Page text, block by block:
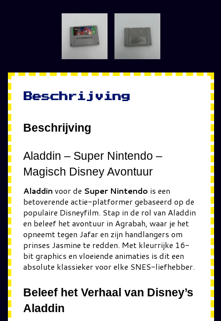
Beschrijving
Beschrijving
Aladdin – Super Nintendo –
Magisch Disney Avontuur
Aladdin voor de Super Nintendo is een
betoverende actie-platformer gebaseerd op de
populaire Disneyfilm. Stap in de rol van Aladdin
en beleef het avontuur in Agrabah, waar je het
opneemt tegen Jafar en zijn handlangers om
prinses Jasmine te redden. Met kleurrijke 16-
bit graphics en vloeiende animaties is dit een
absolute klassieker voor elke SNES-liefhebber.
Beleef het Verhaal van Disney’s
Aladdin